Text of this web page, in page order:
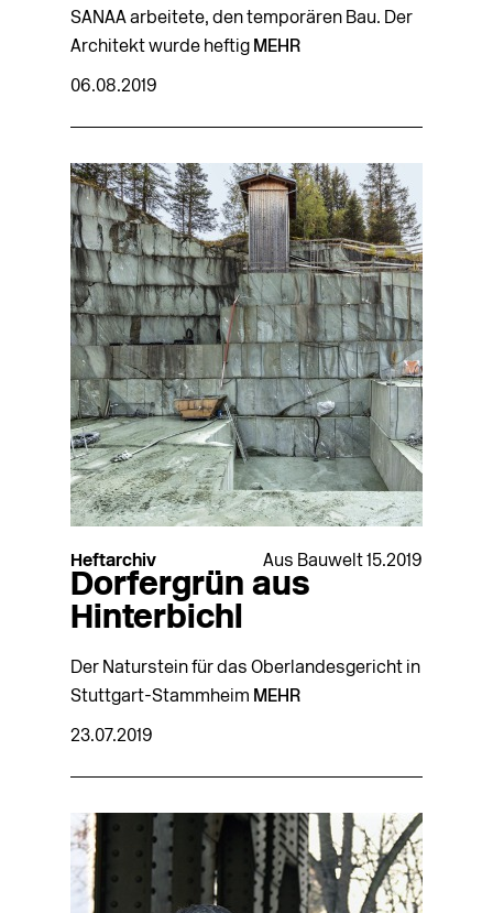
SANAA arbeitete, den temporären Bau. Der
Architekt wurde heftig MEHR
06.08.2019
Heftarchiv Aus Bauwelt 15.2019
Dorfergrün aus
Hinterbichl
Der Naturstein für das Oberlandesgericht in
Stuttgart-Stammheim MEHR
23.07.2019